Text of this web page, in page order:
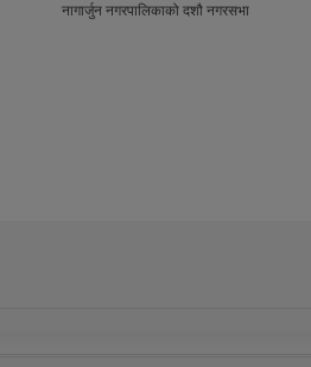
यस नागार्जुन नगरपालिका अन्तर्गत हाल वडा नं ७